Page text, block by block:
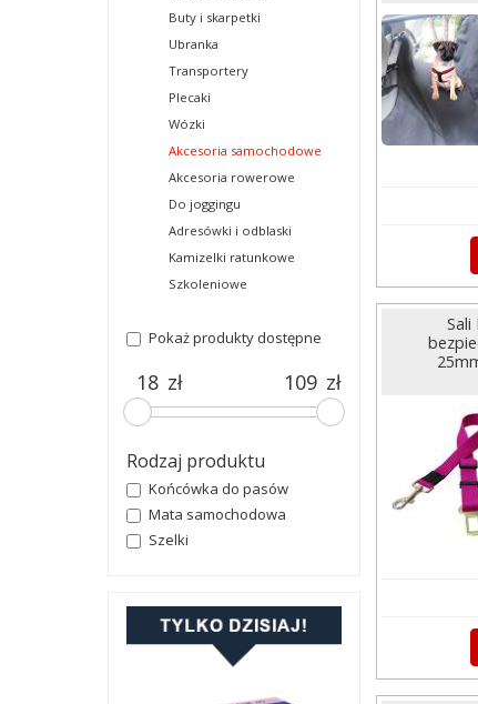
Buty i skarpetki
Ubranka
Transportery
Plecaki
Wózki
Akcesoria samochodowe
Akcesoria rowerowe
Do joggingu
Adresówki i odblaski
Kamizelki ratunkowe
Szkoleniowe
Pokaż produkty dostępne
zł zł
Rodzaj produktu
Końcówka do pasów
Mata samochodowa
Szelki